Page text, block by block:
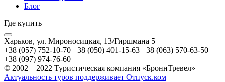
Блог
Где купить
Харьков, ул. Мироносицкая, 13/Гиршмана 5
+38 (057) 752-10-70 +38 (050) 401-15-63 +38 (063) 570-63-50
+38 (097) 974-76-60
© 2002—2022 Туристическая компания «БроннТревел»
Актуальность туров поддерживает Отпуск.ком